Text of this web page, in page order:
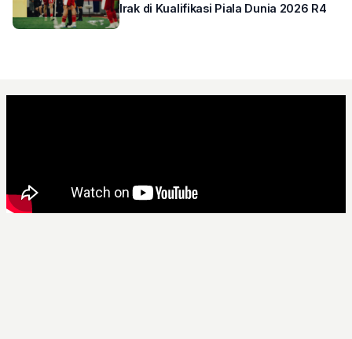
Irak di Kualifikasi Piala Dunia 2026 R4